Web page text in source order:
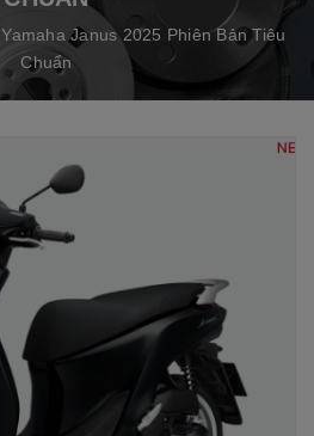
Yamaha Janus 2025 Phiên Bản Tiêu
Chuẩn